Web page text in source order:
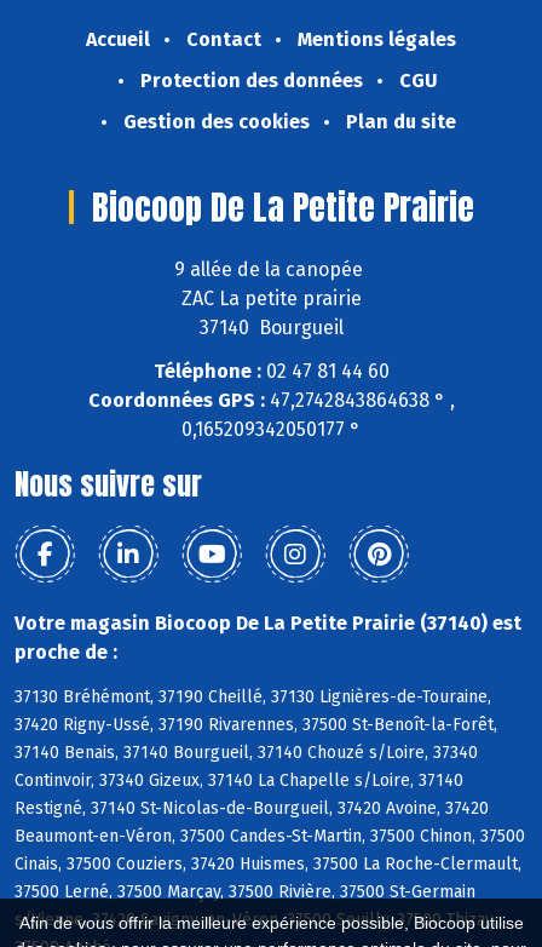
Afin de vous offrir la meilleure expérience possible, Biocoop utilise
Accueil Contact
Mentions légales
Protection des données
CGU
Gestion des cookies
Plan du site
Biocoop De La Petite Prairie
9 allée de la canopée
ZAC La petite prairie
37140 Bourgueil
Téléphone :02 47 81 44 60
Coordonnées GPS :47,2742843864638 ° ,
0,165209342050177 °
Nous suivre sur
Votre magasin Biocoop De La Petite Prairie (37140) est
proche de :
37130 Bréhémont, 37190 Cheillé, 37130 Lignières-de-Touraine,
37420 Rigny-Ussé, 37190 Rivarennes, 37500 St-Benoît-la-Forêt,
37140 Benais, 37140 Bourgueil, 37140 Chouzé s/Loire, 37340
Continvoir, 37340 Gizeux, 37140 La Chapelle s/Loire, 37140
Restigné, 37140 St-Nicolas-de-Bourgueil, 37420 Avoine, 37420
Beaumont-en-Véron, 37500 Candes-St-Martin, 37500 Chinon, 37500
Cinais, 37500 Couziers, 37420 Huismes, 37500 La Roche-Clermault,
37500 Lerné, 37500 Marçay, 37500 Rivière, 37500 St-Germain
s/Vienne, 37420 Savigny-en-Véron, 37500 Seuilly, 37500 Thizay,